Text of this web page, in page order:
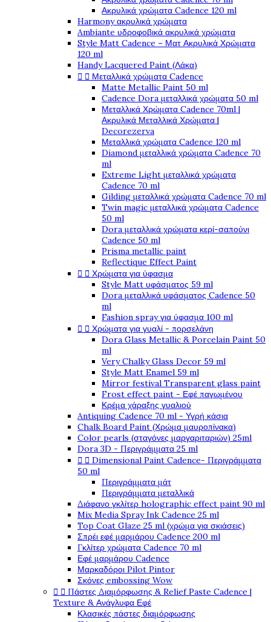
Ακρυλικά χρώματα Cadence 120 ml
Harmony ακρυλικά χρώματα
Ambiante υδροφοβικά ακρυλικά χρώματα
Style Matt Cadence – Ματ Ακρυλικά Χρώματα
120 ml
Handy Lacquered Paint (Λάκα)
  Μεταλλικά χρώματα Cadence
Matte Metallic Paint 50 ml
Cadence Dora μεταλλικά χρώματα 50 ml
Μεταλλικά Χρώματα Cadence 70ml |
Ακρυλικά Μεταλλικά Χρώματα |
Decorezerva
Μεταλλικά χρώματα Cadence 120 ml
Diamond μεταλλικά χρώματα Cadence 70
ml
Extreme Light μεταλλικά χρώματα
Cadence 70 ml
Gilding μεταλλικά χρώματα Cadence 70 ml
Twin magic μεταλλικά χρώματα Cadence
50 ml
Dora μεταλλικά χρώματα κερί-σαπούνι
Cadence 50 ml
Prisma metallic paint
Reflectique Effect Paint
  Χρώματα για ύφασμα
Style Matt υφάσματος 59 ml
Dora μεταλλικά υφάσματος Cadence 50
ml
Fashion spray για ύφασμα 100 ml
  Χρώματα για γυαλί - πορσελάνη
Dora Glass Metallic & Porcelain Paint 50
ml
Very Chalky Glass Decor 59 ml
Style Matt Enamel 59 ml
Mirror festival Transparent glass paint
Frost effect paint - Εφέ παγωμένου
Κρέμα χάραξης γυαλιού
Antiquing Cadence 70 ml - Υγρή κάσια
Chalk Board Paint (Χρώμα μαυροπίνακα)
Color pearls (σταγόνες μαργαριταριών) 25ml
Dora 3D - Περιγράμματα 25 ml
  Dimensional Paint Cadence- Περιγράμματα
50 ml
Περιγράμματα μάτ
Περιγράμματα μεταλλικά
Διάφανο γκλίτερ holographic effect paint 90 ml
Mix Media Spray Ink Cadence 25 ml
Top Coat Glaze 25 ml (χρώμα για σκιάσεις)
Σπρέι εφέ μαρμάρου Cadence 200 ml
Γκλίτερ χρώματα Cadence 70 ml
Εφέ μαρμάρου Cadence
Μαρκαδόροι Pilot Pintor
Σκόνες embossing Wow
  Πάστες Διαμόρφωσης & Relief Paste Cadence |
Texture & Ανάγλυφα Εφέ
Κλασικές πάστες διαμόρφωσης